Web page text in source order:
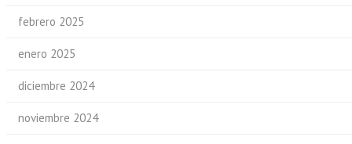
febrero 2025
enero 2025
diciembre 2024
noviembre 2024